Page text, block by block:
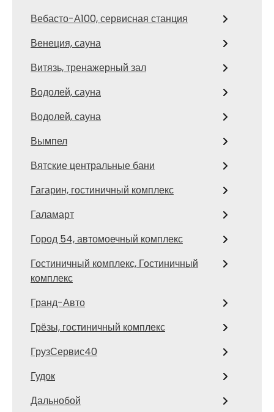
Вебасто-А100, сервисная станция
Венеция, сауна
Витязь, тренажерный зал
Водолей, сауна
Водолей, сауна
Вымпел
Вятские центральные бани
Гагарин, гостиничный комплекс
Галамарт
Город 54, автомоечный комплекс
Гостиничный комплекс, Гостиничный
комплекс
Гранд-Авто
Грёзы, гостиничный комплекс
ГрузСервис40
Гудок
Дальнобой